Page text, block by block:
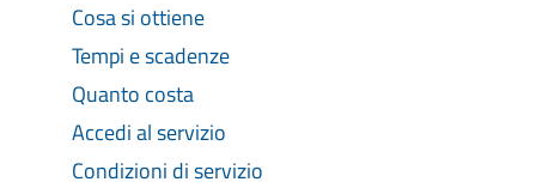
Cosa si ottiene
Tempi e scadenze
Quanto costa
Accedi al servizio
Condizioni di servizio